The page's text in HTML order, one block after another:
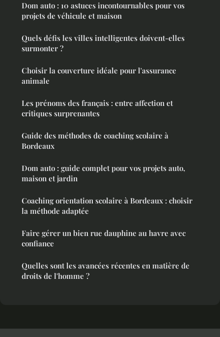
Dom auto : 10 astuces incontournables pour vos
projets de véhicule et maison
Quels défis les villes intelligentes doivent-elles
surmonter ?
Choisir la couverture idéale pour l'assurance
animale
Les prénoms des français : entre affection et
critiques surprenantes
Guide des méthodes de coaching scolaire à
Bordeaux
Dom auto : guide complet pour vos projets auto,
maison et jardin
Coaching orientation scolaire à Bordeaux : choisir
la méthode adaptée
Faire gérer un bien rue dauphine au havre avec
confiance
Quelles sont les avancées récentes en matière de
droits de l'homme ?